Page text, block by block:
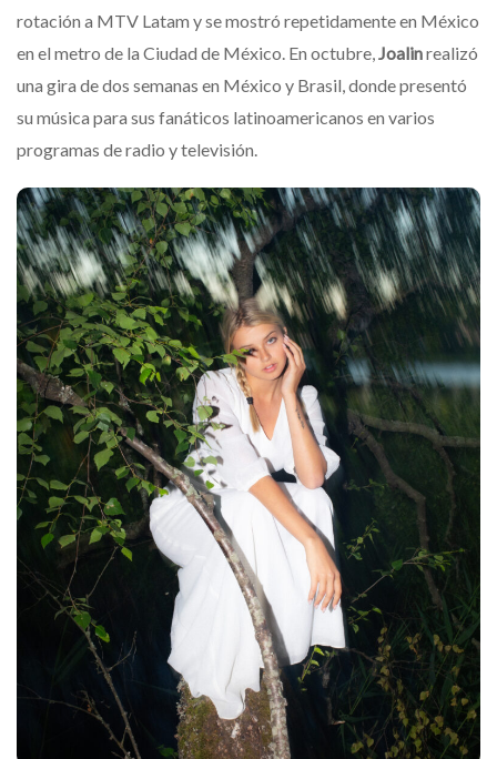
rotación a MTV Latam y se mostró repetidamente en México
en el metro de la Ciudad de México. En octubre,Joalinrealizó
una gira de dos semanas en México y Brasil, donde presentó
su música para sus fanáticos latinoamericanos en varios
programas de radio y televisión.